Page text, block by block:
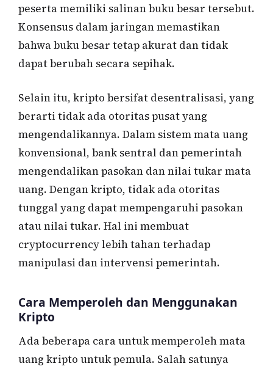
peserta memiliki salinan buku besar tersebut.
Konsensus dalam jaringan memastikan
bahwa buku besar tetap akurat dan tidak
dapat berubah secara sepihak.
Selain itu, kripto bersifat desentralisasi, yang
berarti tidak ada otoritas pusat yang
mengendalikannya. Dalam sistem mata uang
konvensional, bank sentral dan pemerintah
mengendalikan pasokan dan nilai tukar mata
uang. Dengan kripto, tidak ada otoritas
tunggal yang dapat mempengaruhi pasokan
atau nilai tukar. Hal ini membuat
cryptocurrency lebih tahan terhadap
manipulasi dan intervensi pemerintah.
Cara Memperoleh dan Menggunakan
Kripto
Ada beberapa cara untuk memperoleh mata
uang kripto untuk pemula. Salah satunya